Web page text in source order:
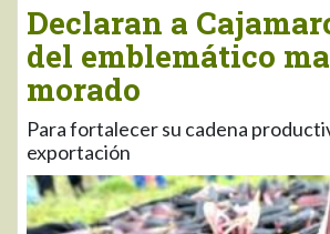
Declaran a
del emblemático
morado
Para fortalecer su cadena
exportación